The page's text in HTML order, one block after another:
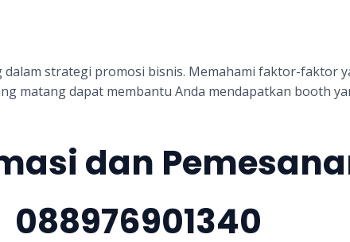
dalam strategi promosi bisnis. Memahami faktor-faktor
matang dapat membantu Anda mendapatkan booth
dan
088976901340